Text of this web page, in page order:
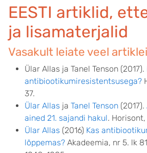
EESTI artiklid,
ja lisamaterjalid
Vasakult leiate veel
Ülar Allas ja Tanel Tenson (2017).
antibiootikumiresistentsusega?
37.
Ülar Allas ja Tanel Tenson (2017).
ained 21. sajandi hakul. Horisont,
Ülar Allas (2016) Kas
lõppemas? Akadeemia, nr 5. lk